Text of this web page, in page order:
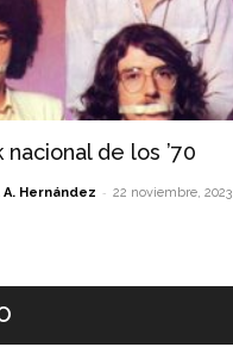
nacional de los ’70
A. Hernández - 22 noviembre, 2023